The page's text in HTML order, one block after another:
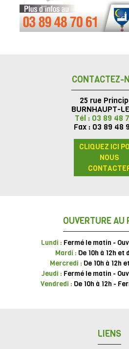
CONTACTEZ-
25 rue
BURNHAUPT-
Tél : 03 89 48
Fax : 03 89 48
CLIQUEZ ICI
NOUS
OUVERTURE AU
Lundi : Fermé le matin -
Mardi : De 10h à 12h et
Mercredi : De 10h à 12h
Jeudi : Fermé le matin -
Vendredi : De 10h à 12h -
LIENS